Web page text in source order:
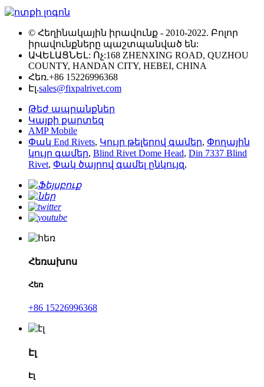
© Հեղինակային իրավունք - 2010-2022. Բոլոր
իրավունքները պաշտպանված են:
ԱՎԵԼԱՑՆԵԼ: Ոչ:168 ZHENXING ROAD, QUZHOU
COUNTY, HANDAN CITY, HEBEI, CHINA
Հեռ.+86 15226996368
Էլ.sales@fixpalrivet.com
Թեժ ապրանքներ
Կայքի քարտեզ
AMP Mobile
Փակ End Rivets, Կույր թելերով գամեր, Փողային
կույր գամեր, Blind Rivet Dome Head, Din 7337 Blind
Rivet, Փակ ծայրով գամել ընկույզ,
Հեռախոս
Հեռ
+86 15226996368
Էլ
Էլ